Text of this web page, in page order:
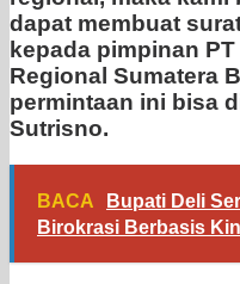
dapat membuat
kepada pimpinan
Regional Sumatera
permintaan ini bisa
Sutrisno.
BACA
Bupati Deli
Birokrasi Berbasis